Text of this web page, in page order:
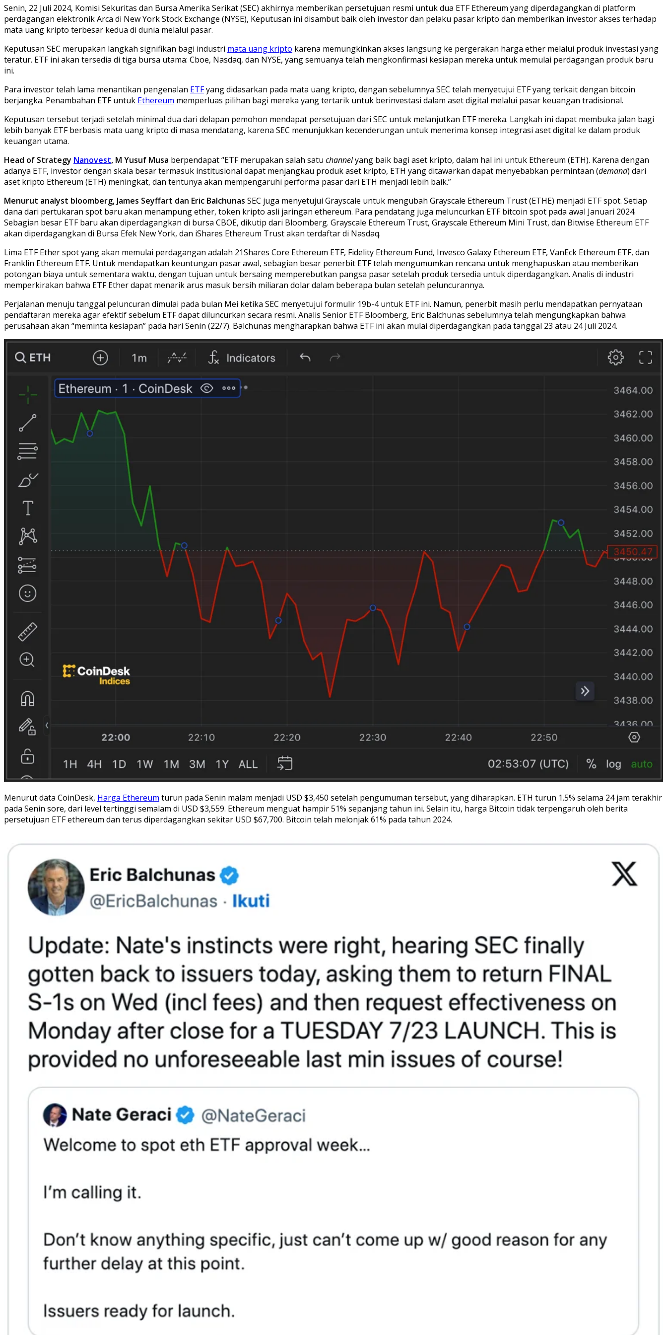
Senin, 22 Juli 2024, Komisi Sekuritas dan Bursa Amerika Serikat (SEC) akhirnya memberikan persetujuan resmi untuk dua ETF Ethereum yang diperdagangkan di platform
perdagangan elektronik Arca di New York Stock Exchange (NYSE), Keputusan ini disambut baik oleh investor dan pelaku pasar kripto dan memberikan investor akses terhadap
mata uang kripto terbesar kedua di dunia melalui pasar.
Keputusan SEC merupakan langkah signifikan bagi industri mata uang kripto karena memungkinkan akses langsung ke pergerakan harga ether melalui produk investasi yang
teratur. ETF ini akan tersedia di tiga bursa utama: Cboe, Nasdaq, dan NYSE, yang semuanya telah mengkonfirmasi kesiapan mereka untuk memulai perdagangan produk baru
ini.
Para investor telah lama menantikan pengenalan ETFyang didasarkan pada mata uang kripto, dengan sebelumnya SEC telah menyetujui ETF yang terkait dengan bitcoin
berjangka. Penambahan ETF untuk Ethereum memperluas pilihan bagi mereka yang tertarik untuk berinvestasi dalam aset digital melalui pasar keuangan tradisional.
Keputusan tersebut terjadi setelah minimal dua dari delapan pemohon mendapat persetujuan dari SEC untuk melanjutkan ETF mereka. Langkah ini dapat membuka jalan bagi
lebih banyak ETF berbasis mata uang kripto di masa mendatang, karena SEC menunjukkan kecenderungan untuk menerima konsep integrasi aset digital ke dalam produk
keuangan utama.
Head of Strategy Nanovest, M Yusuf Musa berpendapat “ETF merupakan salah satu channelyang baik bagi aset kripto, dalam hal ini untuk Ethereum (ETH). Karena dengan
adanya ETF, investor dengan skala besar termasuk institusional dapat menjangkau produk aset kripto, ETH yang ditawarkan dapat menyebabkan permintaan (demand) dari
aset kripto Ethereum (ETH) meningkat, dan tentunya akan mempengaruhi performa pasar dari ETH menjadi lebih baik.”
Menurut analyst bloomberg, James Seyffart dan Eric Balchunas SEC juga menyetujui Grayscale untuk mengubah Grayscale Ethereum Trust (ETHE) menjadi ETF spot. Setiap
dana dari pertukaran spot baru akan menampung ether, token kripto asli jaringan ethereum. Para pendatang juga meluncurkan ETF bitcoin spot pada awal Januari 2024.
Sebagian besar ETF baru akan diperdagangkan di bursa CBOE, dikutip dari Bloomberg. Grayscale Ethereum Trust, Grayscale Ethereum Mini Trust, dan Bitwise Ethereum ETF
akan diperdagangkan di Bursa Efek New York, dan iShares Ethereum Trust akan terdaftar di Nasdaq.
Lima ETF Ether spot yang akan memulai perdagangan adalah 21Shares Core Ethereum ETF, Fidelity Ethereum Fund, Invesco Galaxy Ethereum ETF, VanEck Ethereum ETF, dan
Franklin Ethereum ETF. Untuk mendapatkan keuntungan pasar awal, sebagian besar penerbit ETF telah mengumumkan rencana untuk menghapuskan atau memberikan
potongan biaya untuk sementara waktu, dengan tujuan untuk bersaing memperebutkan pangsa pasar setelah produk tersedia untuk diperdagangkan. Analis di industri
memperkirakan bahwa ETF Ether dapat menarik arus masuk bersih miliaran dolar dalam beberapa bulan setelah peluncurannya.
Perjalanan menuju tanggal peluncuran dimulai pada bulan Mei ketika SEC menyetujui formulir 19b-4 untuk ETF ini. Namun, penerbit masih perlu mendapatkan pernyataan
pendaftaran mereka agar efektif sebelum ETF dapat diluncurkan secara resmi. Analis Senior ETF Bloomberg, Eric Balchunas sebelumnya telah mengungkapkan bahwa
perusahaan akan “meminta kesiapan” pada hari Senin (22/7). Balchunas mengharapkan bahwa ETF ini akan mulai diperdagangkan pada tanggal 23 atau 24 Juli 2024.
Menurut data CoinDesk, Harga Ethereum turun pada Senin malam menjadi USD $3,450 setelah pengumuman tersebut, yang diharapkan. ETH turun 1.5% selama 24 jam terakhir
pada Senin sore, dari level tertinggi semalam di USD $3,559. Ethereum menguat hampir 51% sepanjang tahun ini. Selain itu, harga Bitcoin tidak terpengaruh oleh berita
persetujuan ETF ethereum dan terus diperdagangkan sekitar USD $67,700. Bitcoin telah melonjak 61% pada tahun 2024.